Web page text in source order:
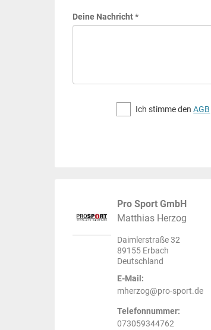
Deine Nachricht *
Ich stimme denAGB
Pro Sport GmbH
Matthias Herzog
Daimlerstraße 32
89155 Erbach
Deutschland
E-Mail:
mherzog@pro-sport.de
Telefonnummer:
073059344762